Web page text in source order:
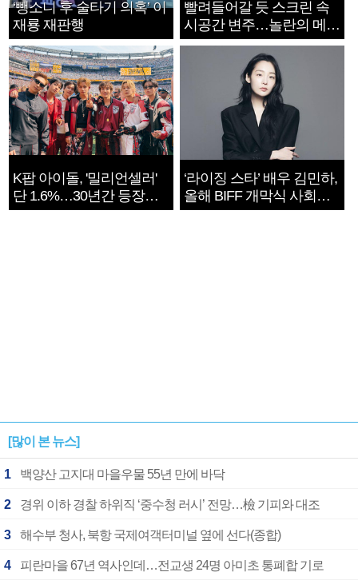
‘뺑소니 후 술타기 의혹’ 이
재룡 재판행
빨려들어갈 듯 스크린 속
시공간 변주…놀란의 메시
지는 ‘전쟁 속죄’
K팝 아이돌, '밀리언셀러'
단 1.6%…30년간 등장
1182개팀 전수조사
‘라이징 스타’ 배우 김민하,
올해 BIFF 개막식 사회자
확정
[많이 본 뉴스]
1 백양산 고지대 마을우물 55년 만에 바닥
2 경위 이하 경찰 하위직 ‘중수청 러시’ 전망…檢 기피와 대조
3 해수부 청사, 북항 국제여객터미널 옆에 선다(종합)
4 피란마을 67년 역사인데…전교생 24명 아미초 통폐합 기로